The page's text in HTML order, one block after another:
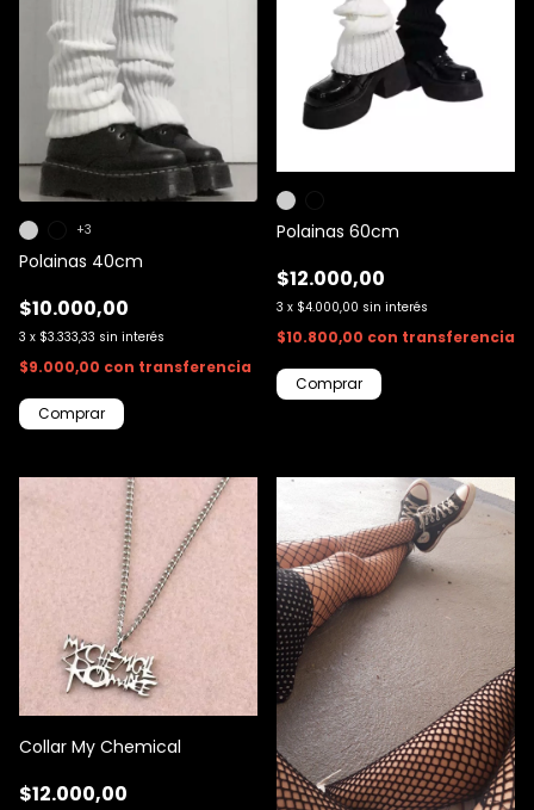
Polainas 40cm
$10.000,00
3 x $3.333,33 sin interés
$9.000,00 con transferencia
+3
Comprar
Polainas 60cm
$12.000,00
3 x $4.000,00 sin interés
$10.800,00 con transferencia
Comprar
Collar My Chemical
$12.000,00